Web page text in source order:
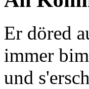
Er döred
immer
und